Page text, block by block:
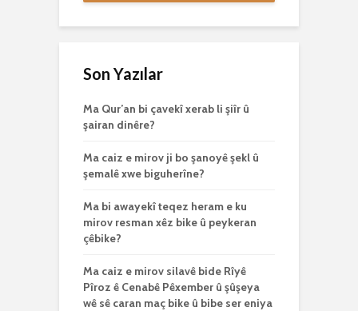
Son Yazılar
Ma Qur’an bi çavekî xerab li şiîr û
şairan dinêre?
Ma caiz e mirov ji bo şanoyê şekl û
şemalê xwe biguherîne?
Ma bi awayekî teqez heram e ku
mirov resman xêz bike û peykeran
çêbike?
Ma caiz e mirov silavê bide Rîyê
Pîroz ê Cenabê Pêxember û şûşeya
wê sê caran maç bike û bibe ser eniya